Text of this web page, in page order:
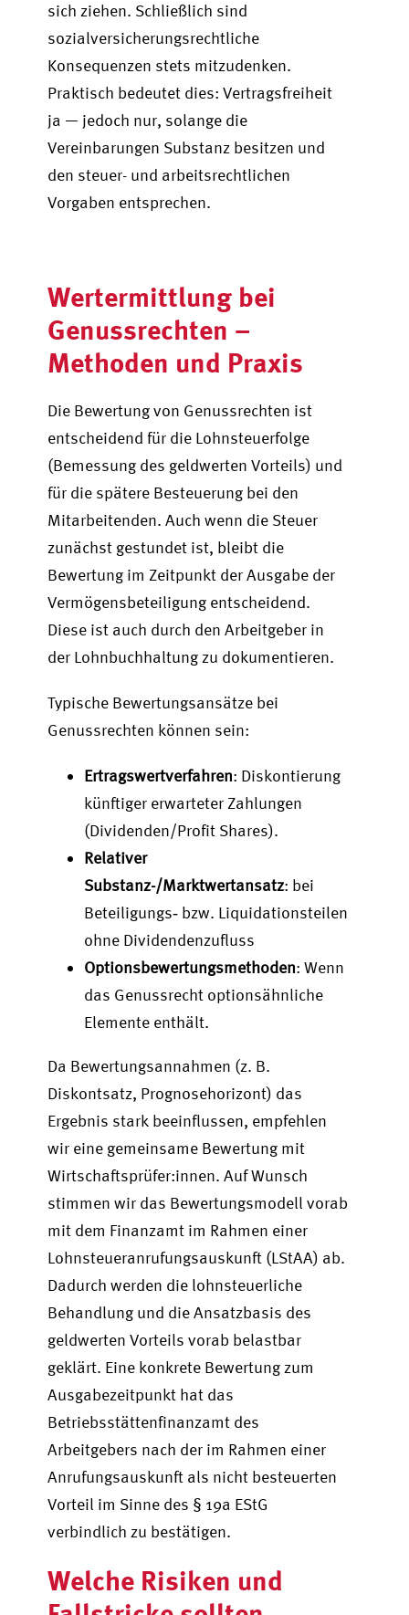
sich ziehen. Schließlich sind
sozialversicherungsrechtliche
Konsequenzen stets mitzudenken.
Praktisch bedeutet dies: Vertragsfreiheit
ja — jedoch nur, solange die
Vereinbarungen Substanz besitzen und
den steuer- und arbeitsrechtlichen
Vorgaben entsprechen.
Wertermittlung bei
Genussrechten –
Methoden und Praxis
Die Bewertung von Genussrechten ist
entscheidend für die Lohnsteuerfolge
(Bemessung des geldwerten Vorteils) und
für die spätere Besteuerung bei den
Mitarbeitenden. Auch wenn die Steuer
zunächst gestundet ist, bleibt die
Bewertung im Zeitpunkt der Ausgabe der
Vermögensbeteiligung entscheidend.
Diese ist auch durch den Arbeitgeber in
der Lohnbuchhaltung zu dokumentieren.
Typische Bewertungsansätze bei
Genussrechten können sein:
Ertragswertverfahren: Diskontierung
künftiger erwarteter Zahlungen
(Dividenden/Profit Shares).
Relativer
Substanz-/Marktwertansatz: bei
Beteiligungs‑ bzw. Liquidationsteilen
ohne Dividendenzufluss
Optionsbewertungsmethoden: Wenn
das Genussrecht optionsähnliche
Elemente enthält.
Da Bewertungsannahmen (z. B.
Diskontsatz, Prognosehorizont) das
Ergebnis stark beeinflussen, empfehlen
wir eine gemeinsame Bewertung mit
Wirtschaftsprüfer:innen. Auf Wunsch
stimmen wir das Bewertungsmodell vorab
mit dem Finanzamt im Rahmen einer
Lohnsteueranrufungsauskunft (LStAA) ab.
Dadurch werden die lohnsteuerliche
Behandlung und die Ansatzbasis des
geldwerten Vorteils vorab belastbar
geklärt. Eine konkrete Bewertung zum
Ausgabezeitpunkt hat das
Betriebsstättenfinanzamt des
Arbeitgebers nach der im Rahmen einer
Anrufungsauskunft als nicht besteuerten
Vorteil im Sinne des § 19a EStG
verbindlich zu bestätigen.
Welche Risiken und